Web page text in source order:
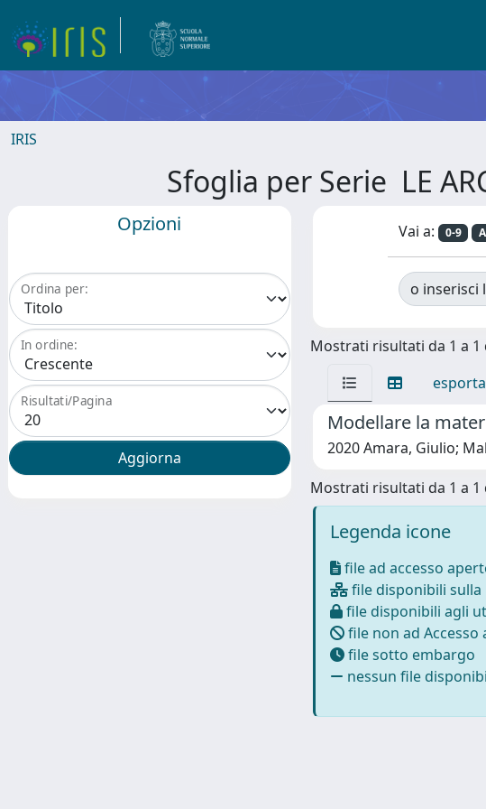
IRIS
Sfoglia per Serie LE
Opzioni
Ordina per:
In ordine:
Risultati/Pagina
Vai a: 0-9 A
o inserisci
Mostrati risultati da 1 a 1
Modellare la
2020 Amara, Giulio;
Mostrati risultati da 1 a 1
Legenda icone
file ad accesso
file disponibili sulla
file disponibili agli
file non ad Accesso
file sotto embargo
nessun file